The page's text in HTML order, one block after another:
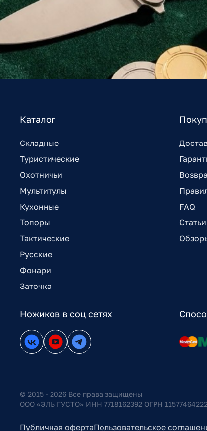
Каталог
Складные
Туристические
Охотничьи
Мультитулы
Кухонные
Топоры
Тактические
Русские
Фонари
Заточка
FAQ
Статьи
Ножиков в соц сетях
© 2015 - 2026 Все права защищены
ООО «ЭЛЬ ГУСТО» ИНН 7718162392 ОГРН
Публичная офертаПользовательское